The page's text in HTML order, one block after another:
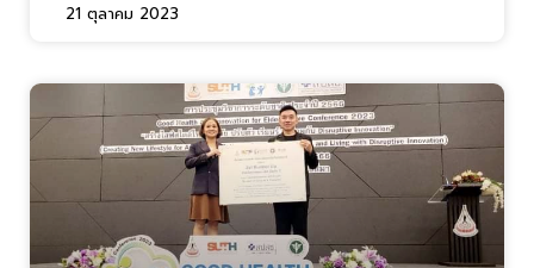
21 ตุลาคม 2023